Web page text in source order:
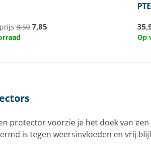
8,50 7,85
Op
protector voorzie je het doek van
is tegen weersinvloeden en vrij